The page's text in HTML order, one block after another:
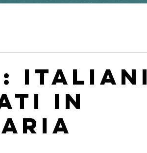
italiani
in